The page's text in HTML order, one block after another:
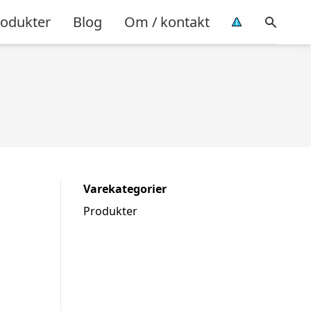
Blog Om / kontakt
Varekategorier
Produkter